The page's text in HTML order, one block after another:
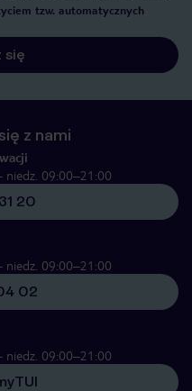
tzw. automatycznych
się
z nami
niedz. 09:00–21:00
20
niedz. 09:00–21:00
02
niedz. 09:00–21:00